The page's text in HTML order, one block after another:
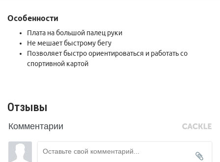
Особенности
Плата на большой палец руки
Не мешает быстрому бегу
Позволяет быстро ориентироваться и работать со
спортивной картой
Отзывы
Комментарии